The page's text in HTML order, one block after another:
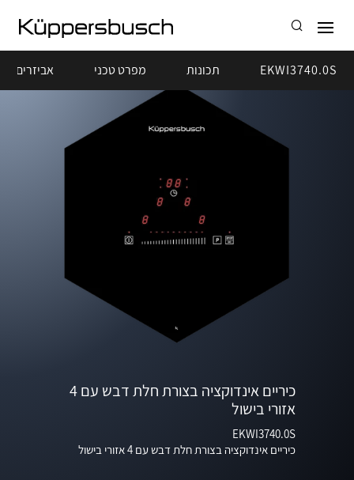
EKWI3740.0S תכונות מפרט טכני אביזרים
כיריים אינדוקציה בצורת חלת דבש עם 4
אזורי בישול
EKWI3740.0S
כיריים אינדוקציה בצורת חלת דבש עם 4 אזורי בישול